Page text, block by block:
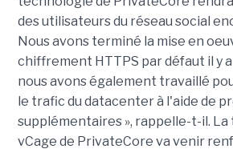
des utilisateurs du réseau social
Nous avons terminé la mise en
chiffrement HTTPS par défaut il y a
nous avons également travaillé
le trafic du datacenter à l'aide de
supplémentaires », rappelle-t-il.
vCage de PrivateCore va venir